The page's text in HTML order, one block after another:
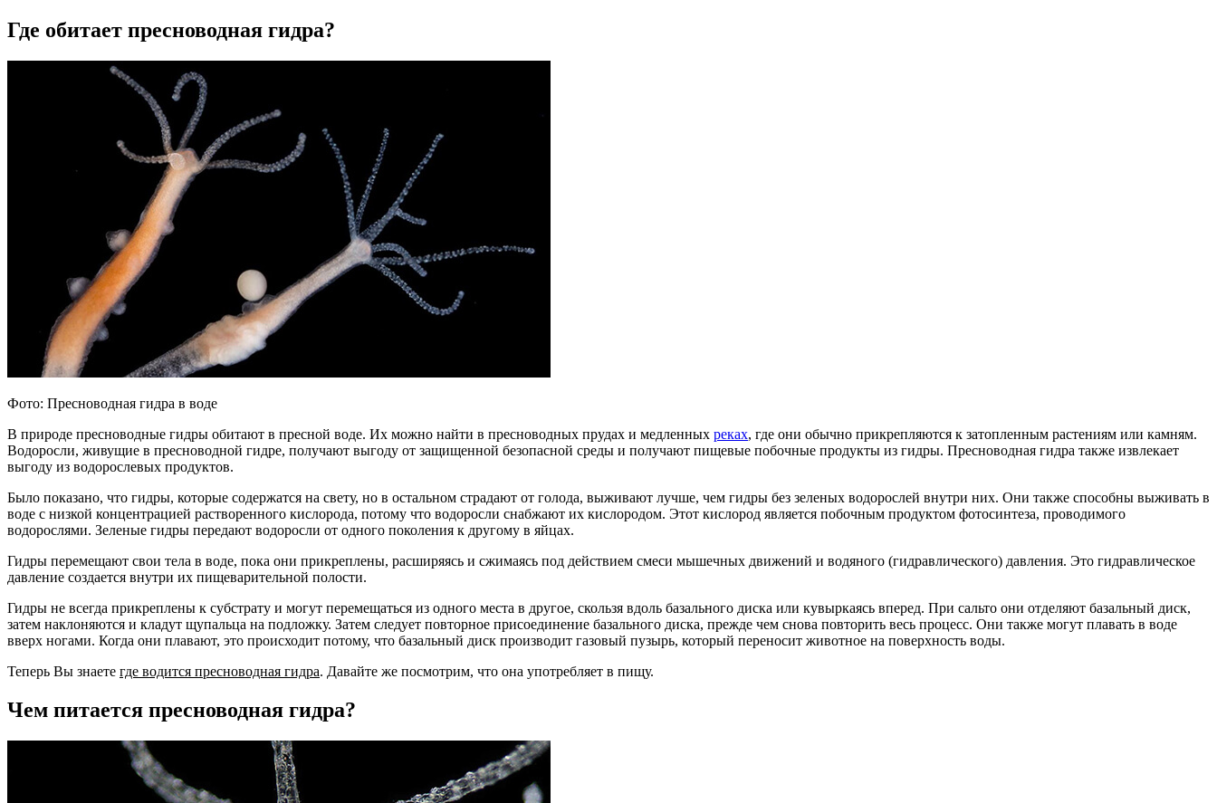
Где обитает пресноводная гидра?
Фото: Пресноводная гидра в воде
В природе пресноводные гидры обитают в пресной воде. Их можно найти в пресноводных прудах и медленных реках, где они обычно прикрепляются к затопленным растениям или камням.
Водоросли, живущие в пресноводной гидре, получают выгоду от защищенной безопасной среды и получают пищевые побочные продукты из гидры. Пресноводная гидра также извлекает
выгоду из водорослевых продуктов.
Было показано, что гидры, которые содержатся на свету, но в остальном страдают от голода, выживают лучше, чем гидры без зеленых водорослей внутри них. Они также способны выживать в
воде с низкой концентрацией растворенного кислорода, потому что водоросли снабжают их кислородом. Этот кислород является побочным продуктом фотосинтеза, проводимого
водорослями. Зеленые гидры передают водоросли от одного поколения к другому в яйцах.
Гидры перемещают свои тела в воде, пока они прикреплены, расширяясь и сжимаясь под действием смеси мышечных движений и водяного (гидравлического) давления. Это гидравлическое
давление создается внутри их пищеварительной полости.
Гидры не всегда прикреплены к субстрату и могут перемещаться из одного места в другое, скользя вдоль базального диска или кувыркаясь вперед. При сальто они отделяют базальный диск,
затем наклоняются и кладут щупальца на подложку. Затем следует повторное присоединение базального диска, прежде чем снова повторить весь процесс. Они также могут плавать в воде
вверх ногами. Когда они плавают, это происходит потому, что базальный диск производит газовый пузырь, который переносит животное на поверхность воды.
Теперь Вы знаете где водится пресноводная гидра. Давайте же посмотрим, что она употребляет в пищу.
Чем питается пресноводная гидра?